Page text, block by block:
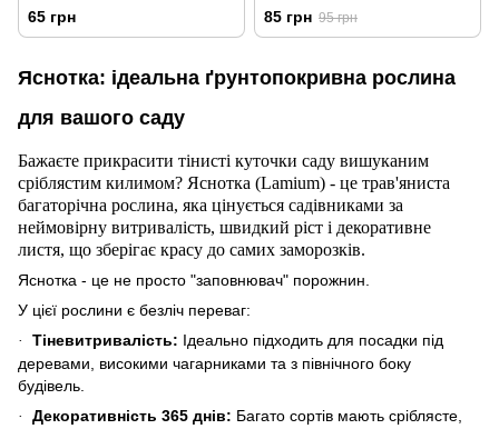
65 грн 85 грн 95 грн
Яснотка: ідеальна ґрунтопокривна рослина
для вашого саду
Бажаєте прикрасити тінисті куточки саду вишуканим
сріблястим килимом? Яснотка (Lamium) - це трав'яниста
багаторічна рослина, яка цінується садівниками за
неймовірну витривалість, швидкий ріст і декоративне
листя, що зберігає красу до самих заморозків.
Яснотка - це не просто "заповнювач" порожнин.
У цієї рослини є безліч переваг:
· Тіневитривалість: Ідеально підходить для посадки під
деревами, високими чагарниками та з північного боку
будівель.
· Декоративність 365 днів: Багато сортів мають сріблясте,